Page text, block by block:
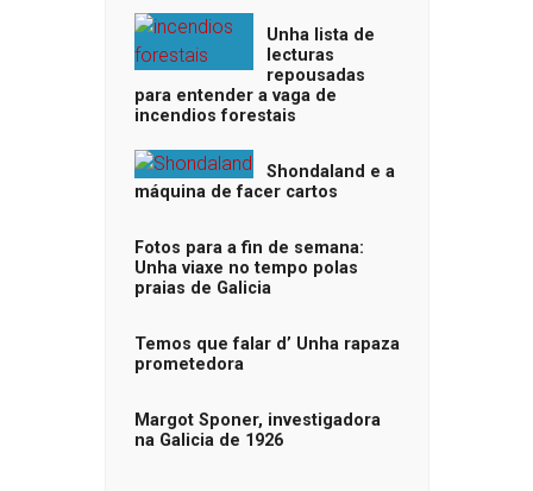
Unha lista de
lecturas
repousadas
para entender a vaga de
incendios forestais
Shondaland e a
máquina de facer cartos
Fotos para a fin de semana:
Unha viaxe no tempo polas
praias de Galicia
Temos que falar d’ Unha rapaza
prometedora
Margot Sponer, investigadora
na Galicia de 1926